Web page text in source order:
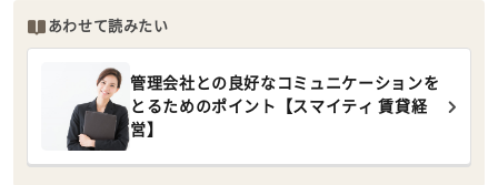
あわせて読みたい
管理会社との良好なコミュニケーションを
とるためのポイント【スマイティ 賃貸経
営】